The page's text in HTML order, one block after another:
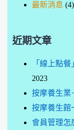
最新消息 (4)
近期文章
「線上點
2023
按摩養生業
按摩養生館
會員管理怎